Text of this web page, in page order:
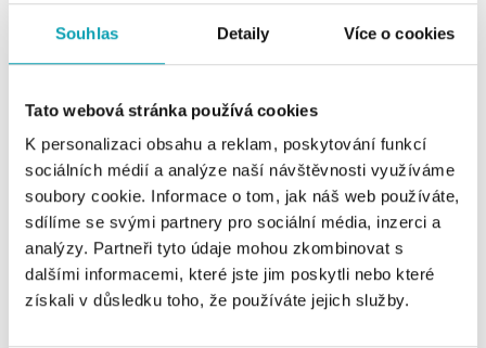
Souhlas Detaily Více o cookies
Tato webová stránka používá cookies
K personalizaci obsahu a reklam, poskytování funkcí
sociálních médií a analýze naší návštěvnosti využíváme
soubory cookie. Informace o tom, jak náš web používáte,
sdílíme se svými partnery pro sociální média, inzerci a
analýzy. Partneři tyto údaje mohou zkombinovat s
dalšími informacemi, které jste jim poskytli nebo které
získali v důsledku toho, že používáte jejich služby.
Uzávěr (bez náhrdelníku) Classic
od 38 391 Kč
Luxusní uzávěr s diamanty Classic
od 39 176 Kč